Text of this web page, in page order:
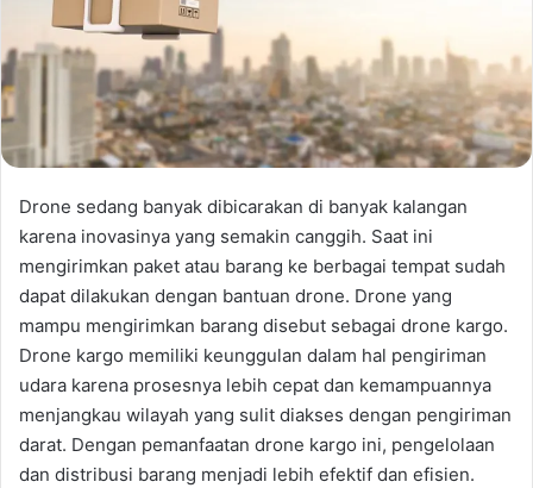
Drone sedang banyak dibicarakan di banyak kalangan
karena inovasinya yang semakin canggih. Saat ini
mengirimkan paket atau barang ke berbagai tempat sudah
dapat dilakukan dengan bantuan drone. Drone yang
mampu mengirimkan barang disebut sebagai drone kargo.
Drone kargo memiliki keunggulan dalam hal pengiriman
udara karena prosesnya lebih cepat dan kemampuannya
menjangkau wilayah yang sulit diakses dengan pengiriman
darat. Dengan pemanfaatan drone kargo ini, pengelolaan
dan distribusi barang menjadi lebih efektif dan efisien.